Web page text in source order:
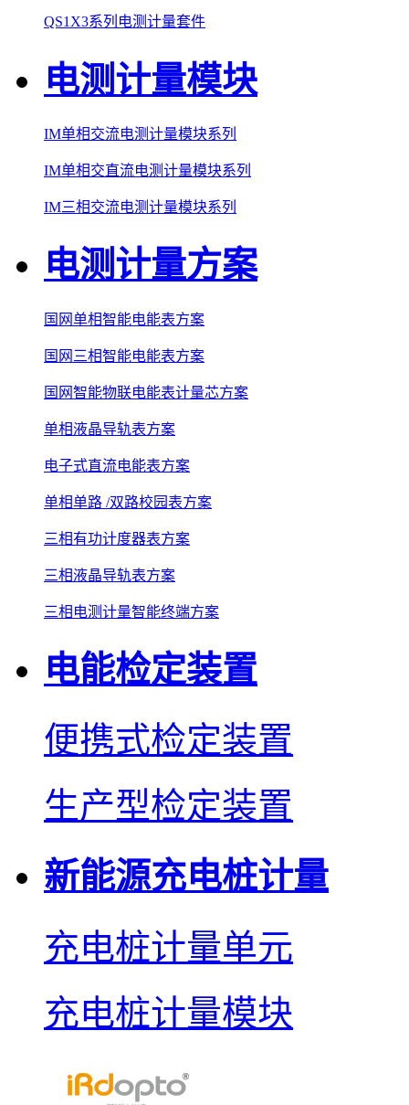
QS1X3系列电测计量套件
电测计量模块
IM单相交流电测计量模块系列
IM单相交直流电测计量模块系列
IM三相交流电测计量模块系列
电测计量方案
国网单相智能电能表方案
国网三相智能电能表方案
国网智能物联电能表计量芯方案
单相液晶导轨表方案
电子式直流电能表方案
单相单路 /双路校园表方案
三相有功计度器表方案
三相液晶导轨表方案
三相电测计量智能终端方案
电能检定装置
便携式检定装置
生产型检定装置
新能源充电桩计量
充电桩计量单元
充电桩计量模块